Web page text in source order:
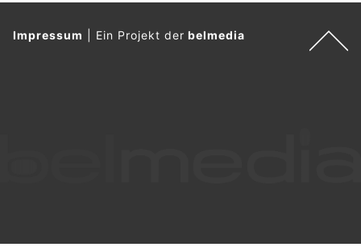
Impressum Ein Projekt derbelmedia